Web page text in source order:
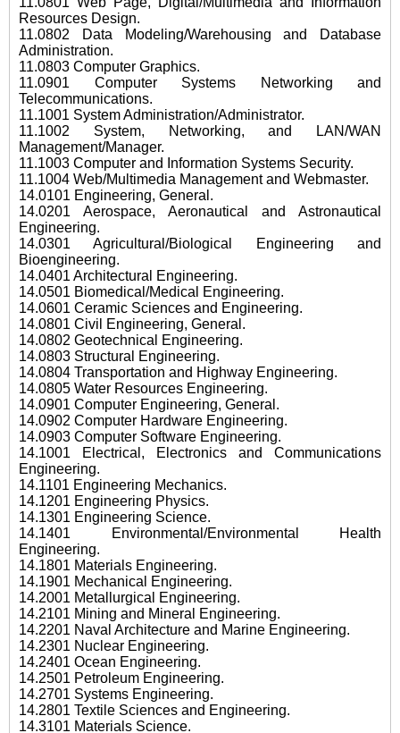
Resources Design.
11.0802 Data Modeling/Warehousing and Database
Administration.
11.0803 Computer Graphics.
11.0901 Computer Systems Networking and
Telecommunications.
11.1001 System Administration/Administrator.
11.1002 System, Networking, and LAN/WAN
Management/Manager.
11.1003 Computer and Information Systems Security.
11.1004 Web/Multimedia Management and Webmaster.
14.0101 Engineering, General.
14.0201 Aerospace, Aeronautical and Astronautical
Engineering.
14.0301 Agricultural/Biological Engineering and
Bioengineering.
14.0401 Architectural Engineering.
14.0501 Biomedical/Medical Engineering.
14.0601 Ceramic Sciences and Engineering.
14.0801 Civil Engineering, General.
14.0802 Geotechnical Engineering.
14.0803 Structural Engineering.
14.0804 Transportation and Highway Engineering.
14.0805 Water Resources Engineering.
14.0901 Computer Engineering, General.
14.0902 Computer Hardware Engineering.
14.0903 Computer Software Engineering.
14.1001 Electrical, Electronics and Communications
Engineering.
14.1101 Engineering Mechanics.
14.1201 Engineering Physics.
14.1301 Engineering Science.
14.1401 Environmental/Environmental Health
Engineering.
14.1801 Materials Engineering.
14.1901 Mechanical Engineering.
14.2001 Metallurgical Engineering.
14.2101 Mining and Mineral Engineering.
14.2201 Naval Architecture and Marine Engineering.
14.2301 Nuclear Engineering.
14.2401 Ocean Engineering.
14.2501 Petroleum Engineering.
14.2701 Systems Engineering.
14.2801 Textile Sciences and Engineering.
14.3101 Materials Science.